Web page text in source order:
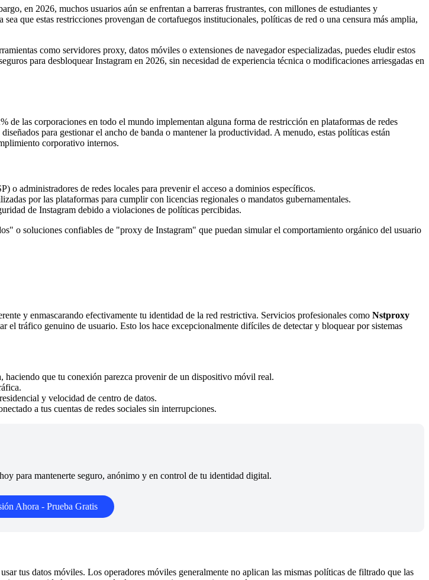
en 2026, muchos usuarios aún se enfrentan a barreras frustrantes, con millones de estudiantes y
que estas restricciones provengan de cortafuegos institucionales, políticas de red o una censura más amplia,
como servidores proxy, datos móviles o extensiones de navegador especializadas, puedes eludir estos
para desbloquear Instagram en 2026, sin necesidad de experiencia técnica o modificaciones arriesgadas en
las corporaciones en todo el mundo implementan alguna forma de restricción en plataformas de redes
para gestionar el ancho de banda o mantener la productividad. A menudo, estas políticas están
corporativo internos.
o administradores de redes locales para prevenir el acceso a dominios específicos.
por las plataformas para cumplir con licencias regionales o mandatos gubernamentales.
de Instagram debido a violaciones de políticas percibidas.
o soluciones confiables de "proxy de Instagram" que puedan simular el comportamiento orgánico del usuario
y enmascarando efectivamente tu identidad de la red restrictiva. Servicios profesionales como Nstproxy
el tráfico genuino de usuario. Esto los hace excepcionalmente difíciles de detectar y bloquear por sistemas
haciendo que tu conexión parezca provenir de un dispositivo móvil real.
y velocidad de centro de datos.
a tus cuentas de redes sociales sin interrupciones.
para mantenerte seguro, anónimo y en control de tu identidad digital.
Ahora - Prueba Gratis
tus datos móviles. Los operadores móviles generalmente no aplican las mismas políticas de filtrado que las